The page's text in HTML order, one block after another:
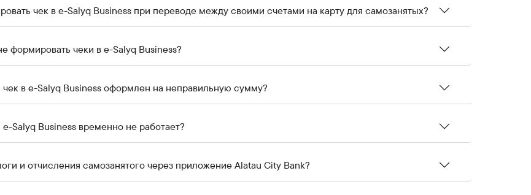
чек в e-Salyq Business при переводе между своими счетами на карту для самозанятых?
формировать чеки в e-Salyq Business?
чек в e-Salyq Business оформлен на неправильную сумму?
e-Salyq Business временно не работает?
и отчисления самозанятого через приложение Alatau City Bank?